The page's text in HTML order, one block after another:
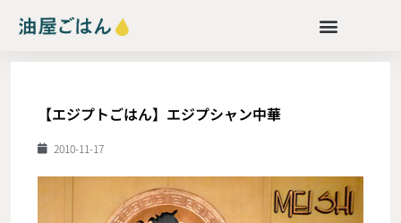
【エジプトごはん】エジプシャン中華
2010-11-17